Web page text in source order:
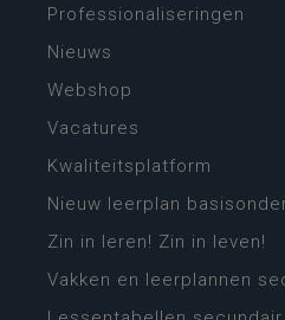
Professionaliseringen
Nieuws
Webshop
Vacatures
Kwaliteitsplatform
Nieuw leerplan
Zin in leren! Zin in leven!
Vakken en leerplannen